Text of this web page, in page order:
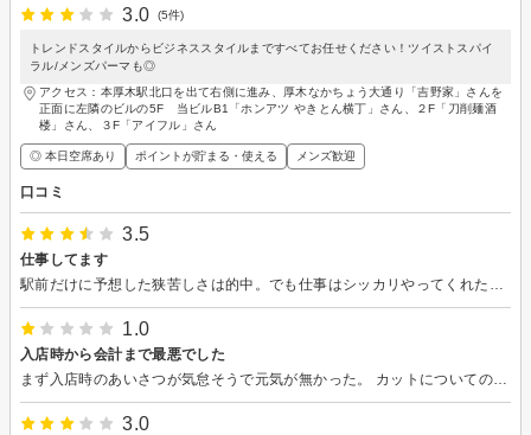
3.0
(5件)
トレンドスタイルからビジネススタイルまですべてお任せください！ツイストスパイ
ラル/メンズパーマも◎
アクセス：本厚木駅北口を出て右側に進み、厚木なかちょう大通り「吉野家」さんを
正面に左隣のビルの5F 当ビルB1「ホンアツ やきとん横丁」さん、２F「刀削麺酒
楼」さん、３F「アイフル」さん
◎ 本日空席あり ポイントが貯まる・使える メンズ歓迎
口コミ
3.5
仕事してます
1.0
入店時から会計まで最悪でした
まず入店時のあいさつが気怠そうで元気が無かった。 カットについての相談をしたが、カタログを見せる事もなくカットをし始めた。 ヘッドスパもシャワーの温度が熱湯かと思うくらい熱かった。 二度と行く事は無いので別にいいが、一年間ヘアサロンを色々見たが過去一最悪な気分になった。
3.0